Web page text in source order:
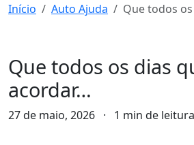
Início Auto Ajuda Que todos os dias
Que todos os dias
acordar…
27 de maio, 2026 · 1 min de leitura